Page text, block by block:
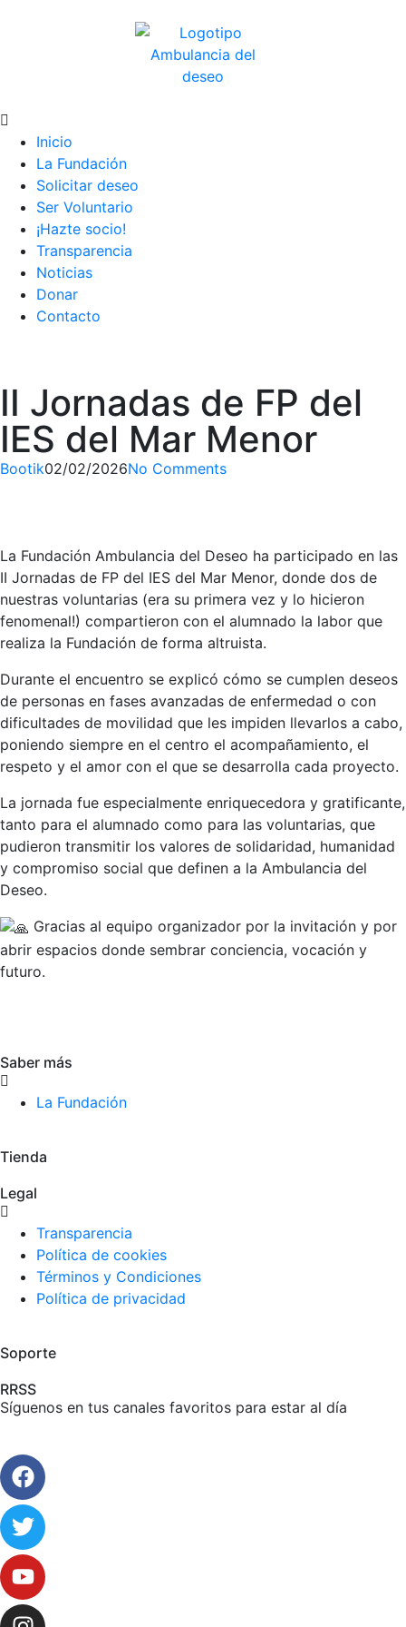
Inicio
La Fundación
Solicitar deseo
Ser Voluntario
¡Hazte socio!
Transparencia
Noticias
Donar
Contacto
II Jornadas de FP del
IES del Mar Menor
Bootik02/02/2026No Comments
La Fundación Ambulancia del Deseo ha participado en las
II Jornadas de FP del IES del Mar Menor, donde dos de
nuestras voluntarias (era su primera vez y lo hicieron
fenomenal!) compartieron con el alumnado la labor que
realiza la Fundación de forma altruista.
Durante el encuentro se explicó cómo se cumplen deseos
de personas en fases avanzadas de enfermedad o con
dificultades de movilidad que les impiden llevarlos a cabo,
poniendo siempre en el centro el acompañamiento, el
respeto y el amor con el que se desarrolla cada proyecto.
La jornada fue especialmente enriquecedora y gratificante,
tanto para el alumnado como para las voluntarias, que
pudieron transmitir los valores de solidaridad, humanidad
y compromiso social que definen a la Ambulancia del
Deseo.
Gracias al equipo organizador por la invitación y por
abrir espacios donde sembrar conciencia, vocación y
futuro.
Saber más
La Fundación
Tienda
Legal
Transparencia
Política de cookies
Términos y Condiciones
Política de privacidad
Soporte
RRSS
Síguenos en tus canales favoritos para estar al día